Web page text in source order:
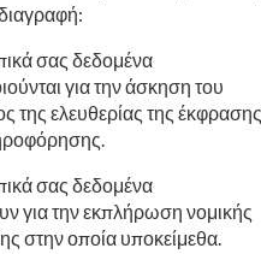
σας δεδομένα
για την άσκηση του
της ελευθερίας της έκφρασης
σας δεδομένα
για την εκπλήρωση νομικής
στην οποία υποκείμεθα.